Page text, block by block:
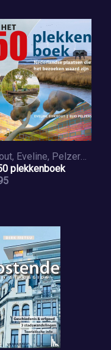
Eijkhout, Eveline, Pelzers, Elio
plekkenboek